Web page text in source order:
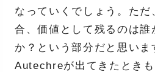
なっていくでしょう。た
合、価値として残るのは誰
か？という部分だと思い
Autechreが出てきたとき